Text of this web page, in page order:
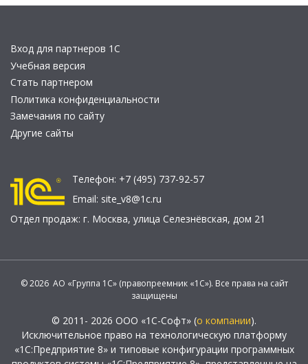
Вход для партнеров 1С
Учебная версия
Стать партнером
Политика конфиденциальности
Замечания по сайту
Другие сайты
Телефон: +7 (495) 737-92-57
Email: site_v8@1c.ru
Отдел продаж: г. Москва, улица Селезнёвская, дом 21
© 2026 АО «Группа 1С» (правопреемник «1С»). Все права на сайт
защищены
© 2011- 2026 ООО «1С-Софт» (о компании).
Исключительное право на технологическую платформу
«1С:Предприятие 8» и типовые конфигурации программных